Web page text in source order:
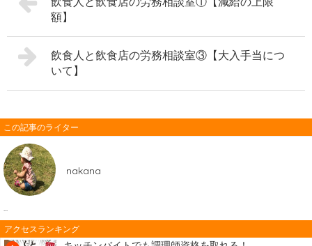
額】
飲食人と飲食店の労務相談室③【大入手当につ
いて】
この記事のライター
nakana
アクセスランキング